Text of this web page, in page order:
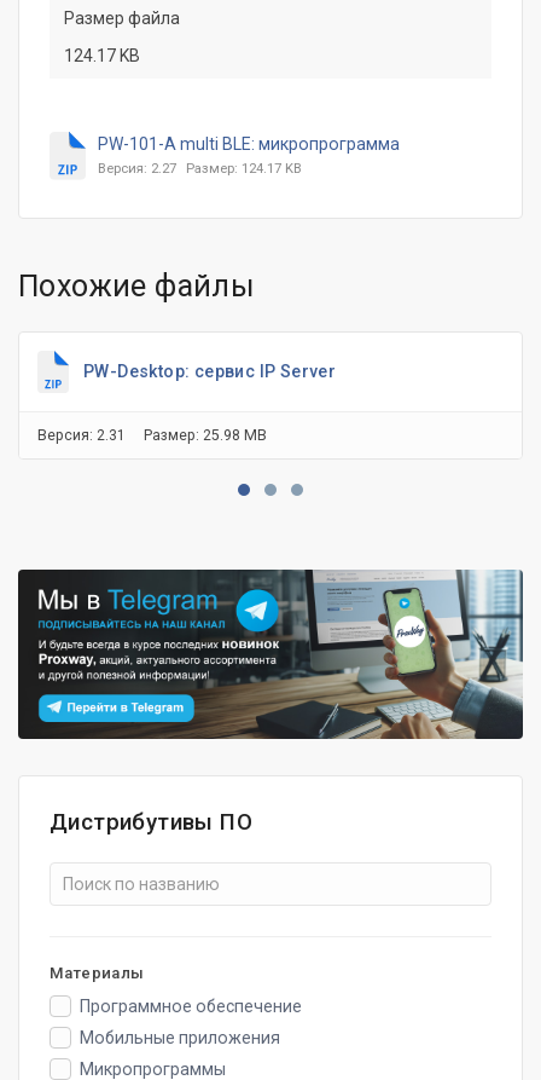
Размер файла
124.17 KB
PW-101-A multi BLE: микропрограмма
Версия: 2.27 Размер: 124.17 KB
Похожие файлы
PW-Desktop: сервис IP Server
Версия: 2.31 Размер: 25.98 MB
Дистрибутивы ПО
Материалы
Программное обеспечение
Мобильные приложения
Микропрограммы